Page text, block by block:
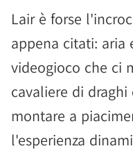
Lair è forse
appena citati: aria
videogioco che ci
cavaliere di
montare a
l'esperienza